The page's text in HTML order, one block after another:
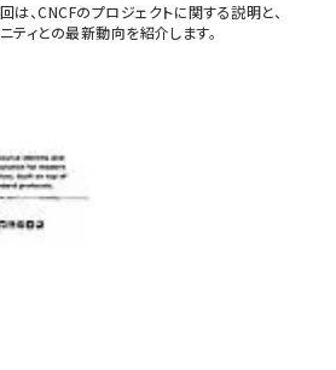
、CNCFのプロジェクトに関する説明と、
ィとの最新動向を紹介します。